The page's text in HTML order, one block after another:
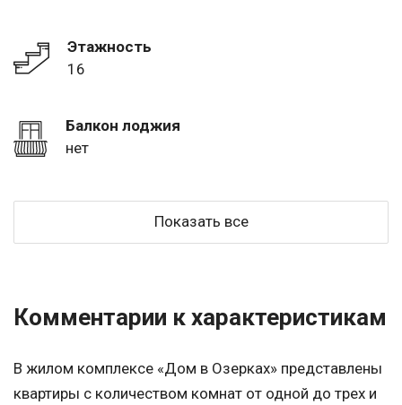
Этажность
16
Балкон лоджия
нет
Показать все
Комментарии к характеристикам
В жилом комплексе «Дом в Озерках» представлены
квартиры с количеством комнат от одной до трех и